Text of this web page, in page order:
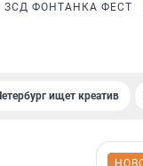
ЗСД ФОНТАНКА ФЕСТ
ищет креатив